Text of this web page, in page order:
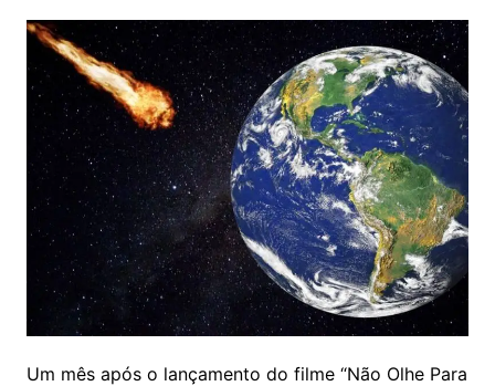
Um mês após o lançamento do filme “Não Olhe Para